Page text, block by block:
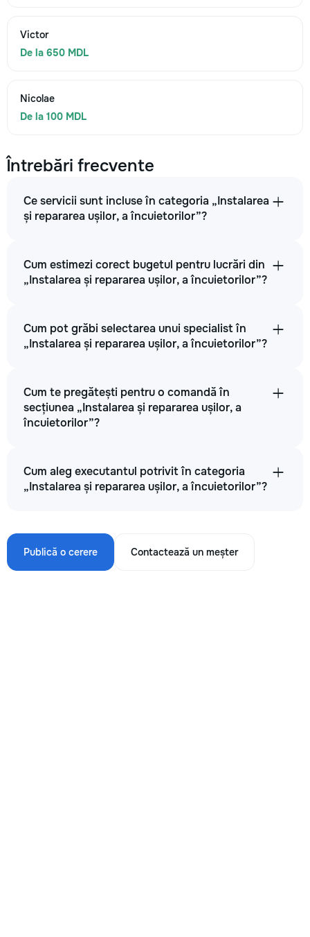
Victor
De la 650 MDL
Nicolae
De la 100 MDL
Întrebări frecvente
Ce servicii sunt incluse în categoria „Instalarea
și repararea ușilor, a încuietorilor”?
Cum estimezi corect bugetul pentru lucrări din
„Instalarea și repararea ușilor, a încuietorilor”?
Cum pot grăbi selectarea unui specialist în
„Instalarea și repararea ușilor, a încuietorilor”?
Cum te pregătești pentru o comandă în
secțiunea „Instalarea și repararea ușilor, a
încuietorilor”?
Cum aleg executantul potrivit în categoria
„Instalarea și repararea ușilor, a încuietorilor”?
Publică o cerere Contactează un meșter